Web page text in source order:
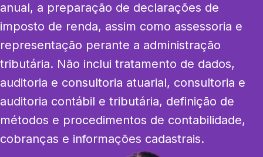
anual, a preparação de declarações de
imposto de renda, assim como assessoria e
representação perante a administração
tributária. Não inclui tratamento de dados,
auditoria e consultoria atuarial, consultoria e
auditoria contábil e tributária, definição de
métodos e procedimentos de contabilidade,
cobranças e informações cadastrais.